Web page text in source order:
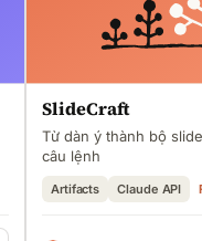
SlideCraft
Từ dàn ý thành bộ
câu lệnh
Artifacts Claude API